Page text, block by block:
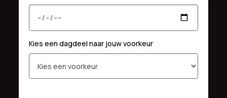
Kies een dagdeel naar jouw voorkeur